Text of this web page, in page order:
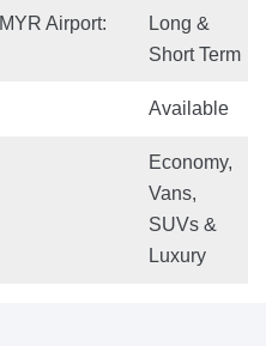
Airport:
Long &
Short Term
Available
Economy,
Vans,
SUVs &
Luxury